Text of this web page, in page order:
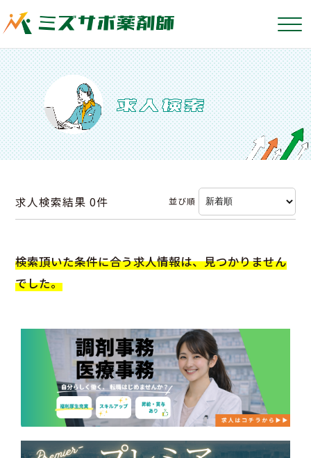
求人検索結果0件 並び順
検索頂いた条件に合う求人情報は、見つかりません
でした。